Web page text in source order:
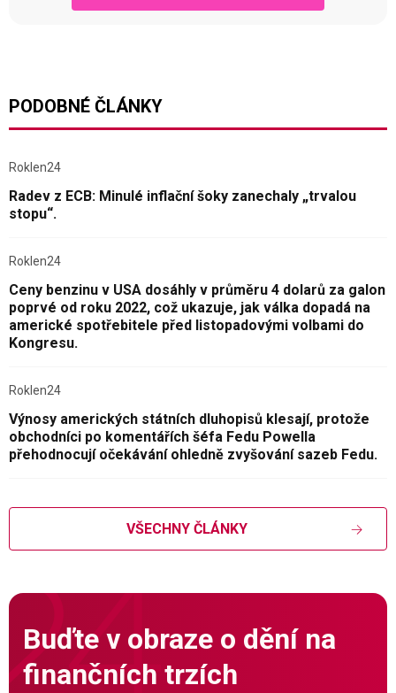
PODOBNÉ ČLÁNKY
Roklen24
Radev z ECB: Minulé inflační šoky zanechaly „trvalou
stopu“.
Roklen24
Ceny benzinu v USA dosáhly v průměru 4 dolarů za galon
poprvé od roku 2022, což ukazuje, jak válka dopadá na
americké spotřebitele před listopadovými volbami do
Kongresu.
Roklen24
Výnosy amerických státních dluhopisů klesají, protože
obchodníci po komentářích šéfa Fedu Powella
přehodnocují očekávání ohledně zvyšování sazeb Fedu.
VŠECHNY ČLÁNKY
Buďte v obraze o dění na
finančních trzích